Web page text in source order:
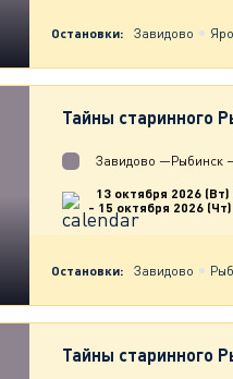
Остановки: Завидово
Тайны старинного
Завидово —Рыбинск
13 октября 2026 (Вт)
- 15 октября 2026 (Чт)
Остановки: Завидово
Тайны старинного